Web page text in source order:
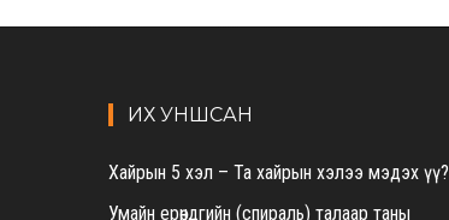
ИХ УНШСАН
Хайрын 5 хэл – Та хайрын хэлээ мэдэх үү?
Умайн ерөндгийн (спираль) талаар таны